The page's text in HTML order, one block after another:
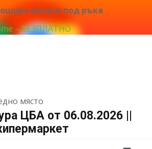
винаги под ръка
– БЕЗПЛАТНО
място
ЦБА от 06.08.2026 ||